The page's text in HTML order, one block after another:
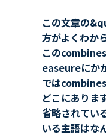
この文章の
方がよくわか
この
easeureにか
では
どこにありま
省略されてい
いる主語はな